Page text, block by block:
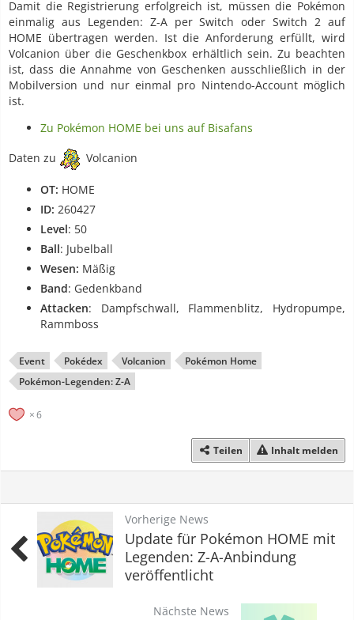
Damit die Registrierung erfolgreich ist, müssen die Pokémon
einmalig aus Legenden: Z-A per Switch oder Switch 2 auf
HOME übertragen werden. Ist die Anforderung erfüllt, wird
Volcanion über die Geschenkbox erhältlich sein. Zu beachten
ist, dass die Annahme von Geschenken ausschließlich in der
Mobilversion und nur einmal pro Nintendo-Account möglich
ist.
Zu Pokémon HOME bei uns auf Bisafans
Daten zu
Volcanion
OT: HOME
ID: 260427
Level: 50
Ball: Jubelball
Wesen: Mäßig
Band: Gedenkband
Attacken: Dampfschwall, Flammenblitz, Hydropumpe,
Rammboss
Event Pokédex Volcanion
Pokémon Home
Pokémon-Legenden: Z-A
6
Teilen Inhalt melden
Vorherige News
Update für Pokémon HOME mit
Legenden: Z-A-Anbindung
veröffentlicht
Nächste News